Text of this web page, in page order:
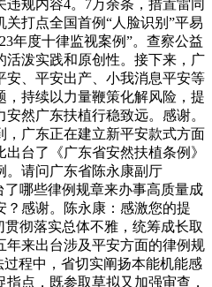
规内容4。7万余条，措置雷同
打点全国首例“人脸识别”平易
年度十律监视案例”。查察公益
活泼实践和原创性。接下来，广
安、平安出产、小我消息平安等
持续以力量鞭策化解风险，提
然广东扶植行稳致远。感谢。
，广东正在建立新平安款式方面
台了《广东省安然扶植条例》
。请问广东省陈永康副厅
了哪些律例规章来办事高质量成
感谢。陈永康：感激您的提
彻落实总体不雅，统筹成长取
年来出台涉及平安方面的律例规
程中，省切实阐扬本能机能感
点，既参取草拟又加强审查，